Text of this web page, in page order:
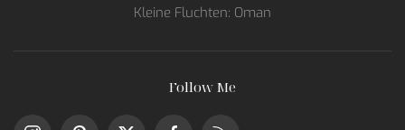
Kleine Fluchten: Oman
Follow Me